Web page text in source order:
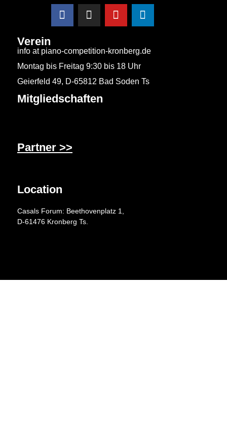
Verein
info at piano-competition-kronberg.de
Montag bis Freitag 9:30 bis 18 Uhr
Geierfeld 49, D-65812 Bad Soden Ts
Mitgliedschaften
Partner >>
Location
Casals Forum: Beethovenplatz 1,
D-61476 Kronberg Ts.